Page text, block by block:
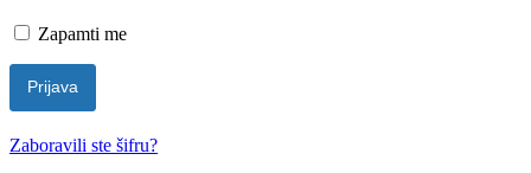
Zapamti me
Zaboravili ste šifru?